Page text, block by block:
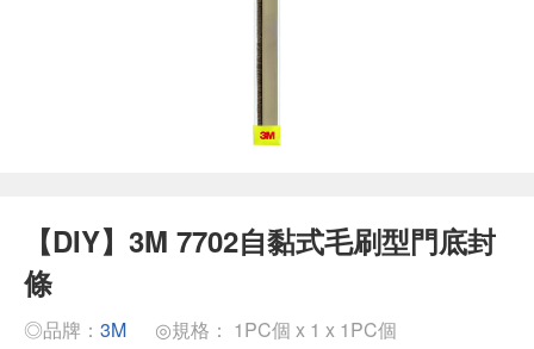
【DIY】3M 7702自黏式毛刷型門底封
條
◎品牌： 3M ◎規格： 1PC個 x 1 x 1PC個